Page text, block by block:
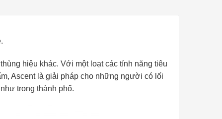
hiệu khác. Với một loạt các tính năng tiêu
Ascent là giải pháp cho những người có lối
trong thành phố.